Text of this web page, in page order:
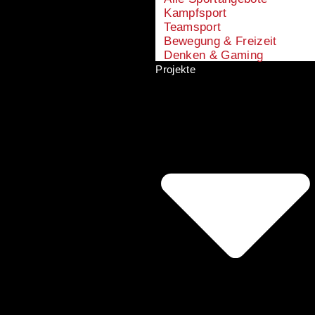
Kampfsport
Teamsport
Bewegung & Freizeit
Denken & Gaming
Projekte